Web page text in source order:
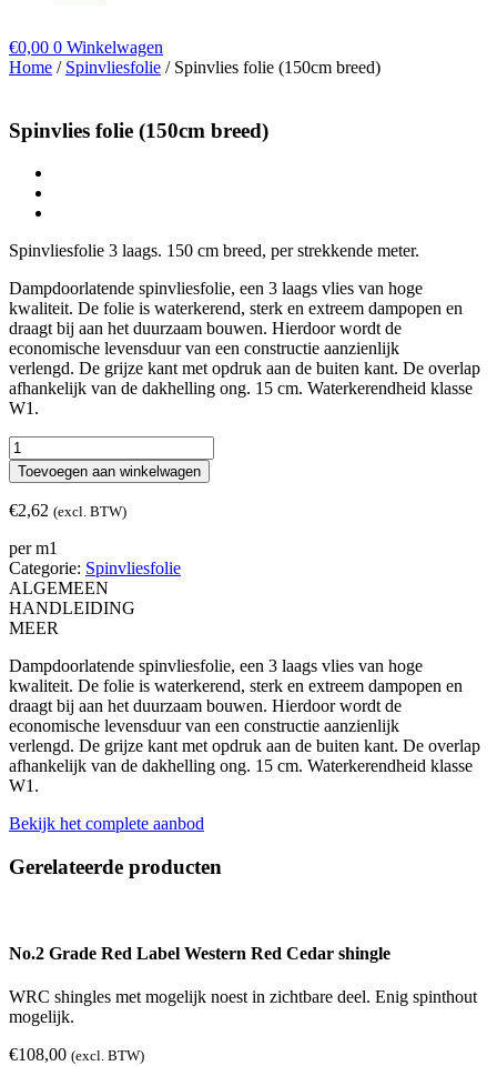
€0,00 0 Winkelwagen
Home / Spinvliesfolie / Spinvlies folie (150cm breed)
Spinvlies folie (150cm breed)
Spinvliesfolie 3 laags. 150 cm breed, per strekkende meter.
Dampdoorlatende spinvliesfolie, een 3 laags vlies van hoge
kwaliteit. De folie is waterkerend, sterk en extreem dampopen en
draagt bij aan het duurzaam bouwen. Hierdoor wordt de
economische levensduur van een constructie aanzienlijk
verlengd. De grijze kant met opdruk aan de buiten kant. De overlap
afhankelijk van de dakhelling ong. 15 cm. Waterkerendheid klasse
W1.
Spinvlies
folie
(150cm
breed)
aantal
Toevoegen aan winkelwagen
€2,62 (excl. BTW)
per m1
Categorie: Spinvliesfolie
ALGEMEEN
HANDLEIDING
MEER
Dampdoorlatende spinvliesfolie, een 3 laags vlies van hoge
kwaliteit. De folie is waterkerend, sterk en extreem dampopen en
draagt bij aan het duurzaam bouwen. Hierdoor wordt de
economische levensduur van een constructie aanzienlijk
verlengd. De grijze kant met opdruk aan de buiten kant. De overlap
afhankelijk van de dakhelling ong. 15 cm. Waterkerendheid klasse
W1.
Bekijk het complete aanbod
Gerelateerde producten
No.2 Grade Red Label Western Red Cedar shingle
WRC shingles met mogelijk noest in zichtbare deel. Enig spinthout
mogelijk.
€108,00 (excl. BTW)